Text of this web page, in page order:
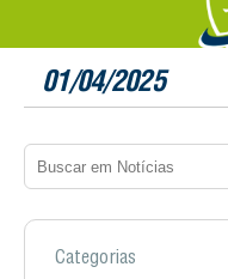
01/04/2025
Categorias